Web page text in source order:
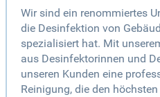
Wir sind ein renommiertes
die Desinfektion von
spezialisiert hat. Mit
aus Desinfektorinnen und
unseren Kunden eine
Reinigung, die den